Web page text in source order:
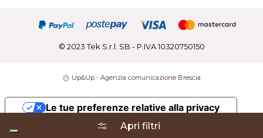
© 2023 Tek S.r.l. SB - P.IVA 10320750150
Up&Up - Agenzia comunicazione Brescia
Informativa sulla raccolta
Le tue preferenze relative alla privacy
Apri filtri